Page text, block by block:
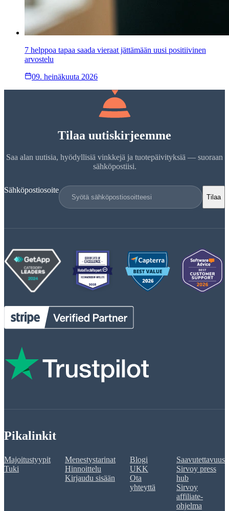
7 helppoa tapaa saada vieraat jättämään uusi positiivinen
arvostelu
09. heinäkuuta 2026
Tilaa uutiskirjeemme
Saa alan uutisia, hyödyllisiä vinkkejä ja tuotepäivityksiä — suoraan
sähköpostiisi.
Sähköpostiosoite
Tilaa
Pikalinkit
Majoitustyypit
Tuki
Menestystarinat
Hinnoittelu
Kirjaudu sisään
Blogi
UKK
Ota
yhteyttä
Saavutettavuus
Sirvoy press
hub
Sirvoy
affiliate-
ohjelma